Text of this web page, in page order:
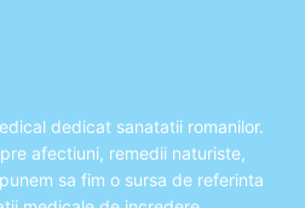
dedicat sanatatii romanilor.
afectiuni, remedii naturiste,
sa fim o sursa de referinta